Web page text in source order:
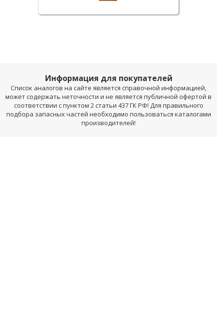
Информация для покупателей
Список аналогов на сайте является справочной информацией,
может содержать неточности и не является публичной офертой в
соответствии с пунктом 2 статьи 437 ГК РФ! Для правильного
подбора запасных частей необходимо пользоваться каталогами
производителей!